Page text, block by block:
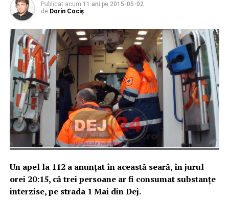
Publicat acum 11 ani pe 2015-05-02
de Dorin Cociș
Un apel la 112 a anunțat în această seară, în jurul
orei 20:15, că trei persoane ar fi consumat substanțe
interzise, pe strada 1 Mai din Dej.